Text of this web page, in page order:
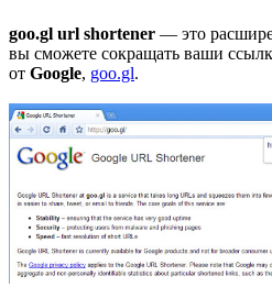
goo.gl url shortener — это
вы сможете сокращать ваши
от Google, goo.gl.